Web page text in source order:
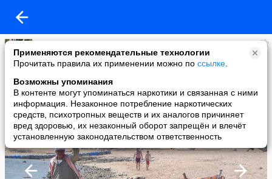
Применяются рекомендательные технологии
Прочитать правила их применении можно по ссылке
Возможны упоминания
В контенте могут упоминаться наркотики и связанная с ними
информация. Незаконное потребление наркотических
средств, психотропных веществ и их аналогов причиняет
вред здоровью, их незаконный оборот запрещён и влечёт
установленную законодательством ответственность
Татьяна (;-))
added a photo
14 Nov в 00:35